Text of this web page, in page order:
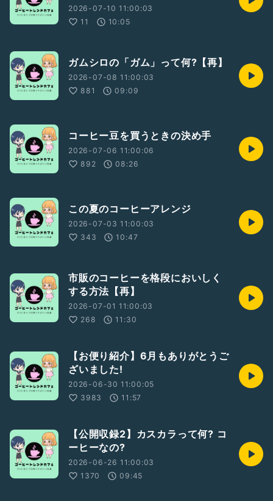
2026-07-10 11:00:03
11
10:05
ガムシロの「ガム」って何?【再】
2026-07-08 11:00:03
881
09:09
コーヒー豆を買うときの決め手
2026-07-06 11:00:06
892
08:26
この夏のコーヒーアレンジ
2026-07-03 11:00:03
343
10:47
市販のコーヒーを格段においしく
する方法【再】
2026-07-01 11:00:03
268
11:30
【お便り紹介】6月もありがとうご
ざいました!
2026-06-30 11:00:05
3983
11:57
【公開収録2】カスカラって何? コ
ーヒーなの?
2026-06-26 11:00:03
1370
09:45